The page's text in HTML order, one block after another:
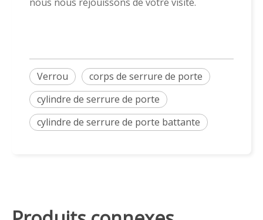
Verrou
corps de serrure de porte
cylindre de serrure de porte
cylindre de serrure de porte battante